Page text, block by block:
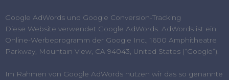
Google AdWords und Google Conversion-Tracking
Diese Website verwendet Google AdWords. AdWords ist ein
Online-Werbeprogramm der Google Inc., 1600 Amphitheatre
Parkway, Mountain View, CA 94043, United States (“Google”).
Im Rahmen von Google AdWords nutzen wir das so genannte